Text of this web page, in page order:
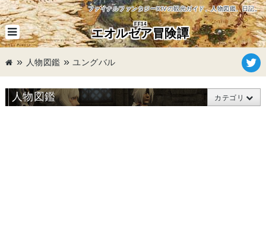
ファイナルファンタジーXIVの観光ガイド、人物図鑑、日記。
FF14
エオルゼア冒険譚
人物図鑑 ユングバル
人物図鑑 カテゴリ